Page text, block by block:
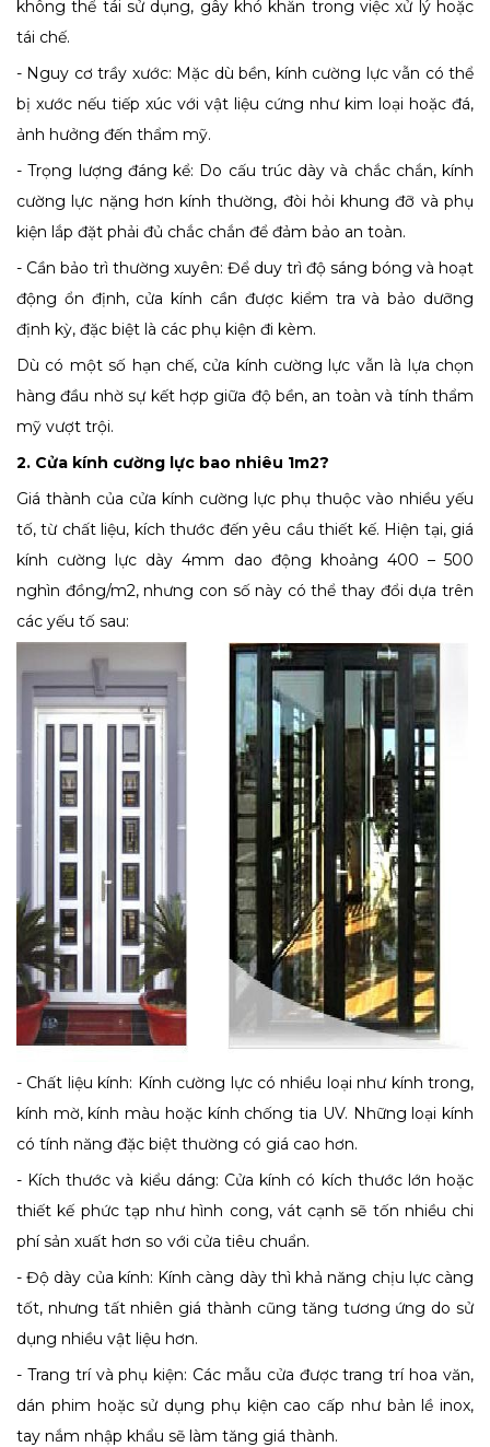
không thể tái sử dụng, gây khó khăn trong việc xử lý hoặc
tái chế.
- Nguy cơ trầy xước: Mặc dù bền, kính cường lực vẫn có thể
bị xước nếu tiếp xúc với vật liệu cứng như kim loại hoặc đá,
ảnh hưởng đến thẩm mỹ.
- Trọng lượng đáng kể: Do cấu trúc dày và chắc chắn, kính
cường lực nặng hơn kính thường, đòi hỏi khung đỡ và phụ
kiện lắp đặt phải đủ chắc chắn để đảm bảo an toàn.
- Cần bảo trì thường xuyên: Để duy trì độ sáng bóng và hoạt
động ổn định, cửa kính cần được kiểm tra và bảo dưỡng
định kỳ, đặc biệt là các phụ kiện đi kèm.
Dù có một số hạn chế, cửa kính cường lực vẫn là lựa chọn
hàng đầu nhờ sự kết hợp giữa độ bền, an toàn và tính thẩm
mỹ vượt trội.
2. Cửa kính cường lực bao nhiêu 1m2?
Giá thành của cửa kính cường lực phụ thuộc vào nhiều yếu
tố, từ chất liệu, kích thước đến yêu cầu thiết kế. Hiện tại, giá
kính cường lực dày 4mm dao động khoảng 400 – 500
nghìn đồng/m2, nhưng con số này có thể thay đổi dựa trên
các yếu tố sau:
- Chất liệu kính: Kính cường lực có nhiều loại như kính trong,
kính mờ, kính màu hoặc kính chống tia UV. Những loại kính
có tính năng đặc biệt thường có giá cao hơn.
- Kích thước và kiểu dáng: Cửa kính có kích thước lớn hoặc
thiết kế phức tạp như hình cong, vát cạnh sẽ tốn nhiều chi
phí sản xuất hơn so với cửa tiêu chuẩn.
- Độ dày của kính: Kính càng dày thì khả năng chịu lực càng
tốt, nhưng tất nhiên giá thành cũng tăng tương ứng do sử
dụng nhiều vật liệu hơn.
- Trang trí và phụ kiện: Các mẫu cửa được trang trí hoa văn,
dán phim hoặc sử dụng phụ kiện cao cấp như bản lề inox,
tay nắm nhập khẩu sẽ làm tăng giá thành.